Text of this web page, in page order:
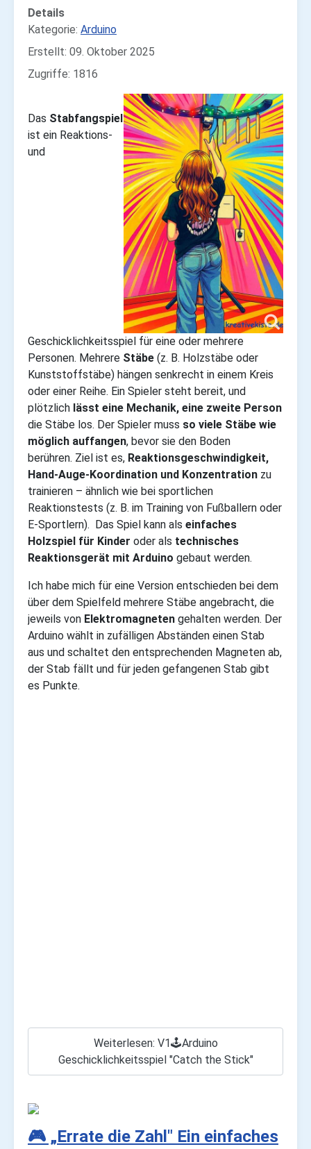
Details
Kategorie: Arduino
Erstellt: 09. Oktober 2025
Zugriffe: 1816
Das Stabfangspiel
ist ein Reaktions-
und
Geschicklichkeitsspiel für eine oder mehrere
Personen. Mehrere Stäbe (z. B. Holzstäbe oder
Kunststoffstäbe) hängen senkrecht in einem Kreis
oder einer Reihe. Ein Spieler steht bereit, und
plötzlich lässt eine Mechanik, eine zweite Person
die Stäbe los. Der Spieler muss so viele Stäbe wie
möglich auffangen, bevor sie den Boden
berühren. Ziel ist es, Reaktionsgeschwindigkeit,
Hand-Auge-Koordination und Konzentration zu
trainieren – ähnlich wie bei sportlichen
Reaktionstests (z. B. im Training von Fußballern oder
E-Sportlern). Das Spiel kann als einfaches
Holzspiel für Kinder oder als technisches
Reaktionsgerät mit Arduino gebaut werden.
Ich habe mich für eine Version entschieden bei dem
über dem Spielfeld mehrere Stäbe angebracht, die
jeweils von Elektromagneten gehalten werden. Der
Arduino wählt in zufälligen Abständen einen Stab
aus und schaltet den entsprechenden Magneten ab,
der Stab fällt und für jeden gefangenen Stab gibt
es Punkte.
Weiterlesen: V1🕹️Arduino
Geschicklichkeitsspiel "Catch the Stick"
🎮 „Errate die Zahl" Ein einfaches